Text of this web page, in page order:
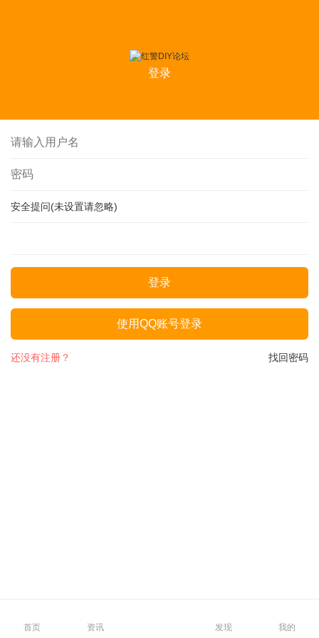
登录
安全提问(未设置请忽略)
登录
使用QQ账号登录
找回密码
还没有注册？
首页 资讯 发现 我的